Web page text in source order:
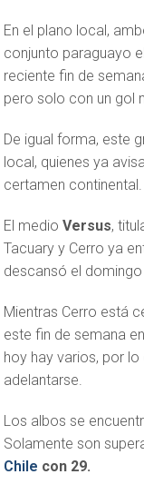
En el plano local,
conjunto paraguayo
reciente fin de
pero solo con un gol
De igual forma, este
local, quienes ya
certamen continental.
El medioVersus,
Tacuary y Cerro ya
descansó el
Mientras Cerro está
este fin de semana
hoy hay varios, por
adelantarse.
Los albos se
Solamente son
Chile con 29.